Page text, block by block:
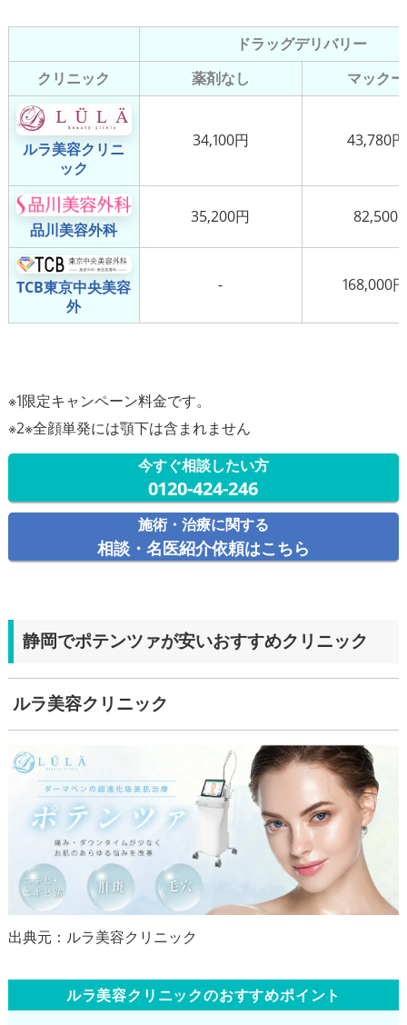
ドラッグデリバリー
クリニック
薬剤なし マック
ルラ美容クリニ
ック
34,100円 43,780
品川美容外科
35,200円 82,500
TCB東京中央美容
外
- 168,000
※1限定キャンペーン料金です。
今すぐ相談したい方
0120-424-246
施術・治療に関する
相談・名医紹介依頼はこちら
静岡でポテンツァが安いおすすめクリニック
ルラ美容クリニック
ルラ美容クリニックのおすすめポイント